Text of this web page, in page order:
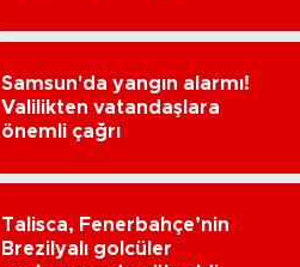
Samsun'da yangın alarmı!
Valilikten vatandaşlara
önemli çağrı
Talisca, Fenerbahçe’nin
Brezilyalı golcüler